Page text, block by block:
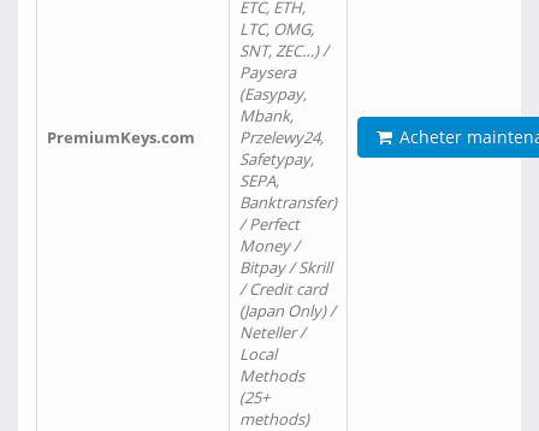
PremiumKeys.com
ETC, ETH,
LTC, OMG,
SNT, ZEC…) /
Paysera
(Easypay,
Mbank,
Przelewy24,
Safetypay,
SEPA,
Banktransfer)
/ Perfect
Money /
Bitpay / Skrill
/ Credit card
(Japan Only) /
Neteller /
Local
Methods
(25+
methods)
Acheter